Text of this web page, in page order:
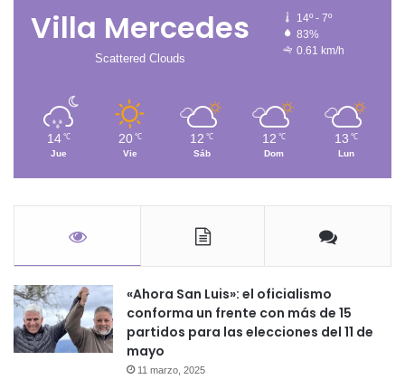
Villa Mercedes
Scattered Clouds
14º - 7º
83%
0.61 km/h
14 ℃
Jue
20 ℃
Vie
12 ℃
Sáb
12 ℃
Dom
13 ℃
Lun
«Ahora San Luis»: el oficialismo
conforma un frente con más de 15
partidos para las elecciones del 11 de
mayo
11 marzo, 2025